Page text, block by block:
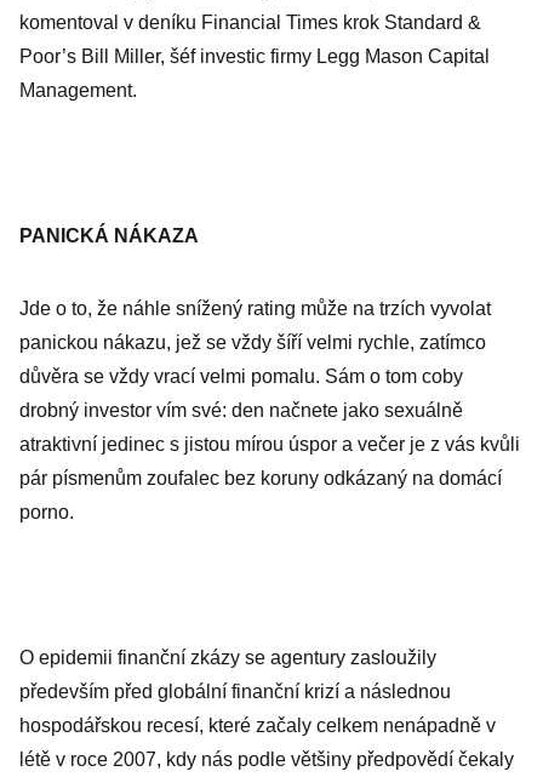
komentoval v deníku Financial Times krok Standard &
Poor’s Bill Miller, šéf investic firmy Legg Mason Capital
Management.
PANICKÁ NÁKAZA
Jde o to, že náhle snížený rating může na trzích vyvolat
panickou nákazu, jež se vždy šíří velmi rychle, zatímco
důvěra se vždy vrací velmi pomalu. Sám o tom coby
drobný investor vím své: den načnete jako sexuálně
atraktivní jedinec s jistou mírou úspor a večer je z vás kvůli
pár písmenům zoufalec bez koruny odkázaný na domácí
porno.
O epidemii finanční zkázy se agentury zasloužily
především před globální finanční krizí a následnou
hospodářskou recesí, které začaly celkem nenápadně v
létě v roce 2007, kdy nás podle většiny předpovědí čekaly